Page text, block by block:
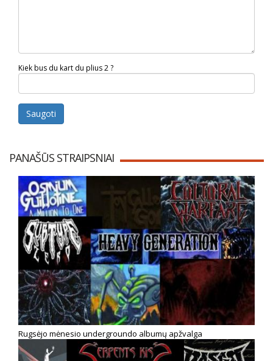
Kiek bus du kart du plius 2 ?
Saugoti
PANAŠŪS STRAIPSNIAI
Rugsėjo mėnesio undergroundo albumų apžvalga